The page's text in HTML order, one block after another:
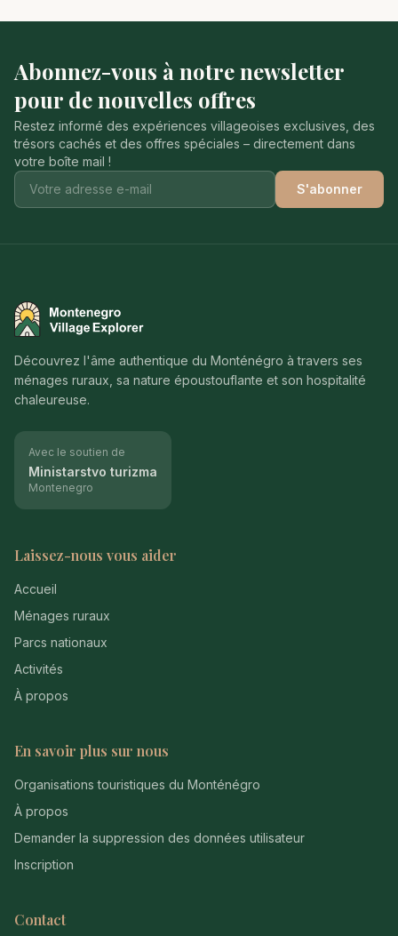
Abonnez-vous à notre newsletter
pour de nouvelles offres
Restez informé des expériences villageoises exclusives, des
trésors cachés et des offres spéciales – directement dans
votre boîte mail !
S'abonner
Montenegro Village Explorer
Découvrez l'âme authentique du Monténégro à travers ses
ménages ruraux, sa nature époustouflante et son hospitalité
chaleureuse.
Avec le soutien de
Ministarstvo turizma
Montenegro
Laissez-nous vous aider
Accueil
Ménages ruraux
Parcs nationaux
Activités
À propos
En savoir plus sur nous
Organisations touristiques du Monténégro
À propos
Demander la suppression des données utilisateur
Inscription
Contact